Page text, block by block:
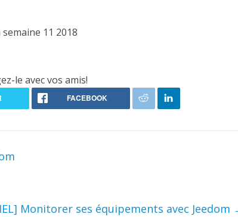
le avec vos amis!
Monitorer ses équipements avec Jeedom